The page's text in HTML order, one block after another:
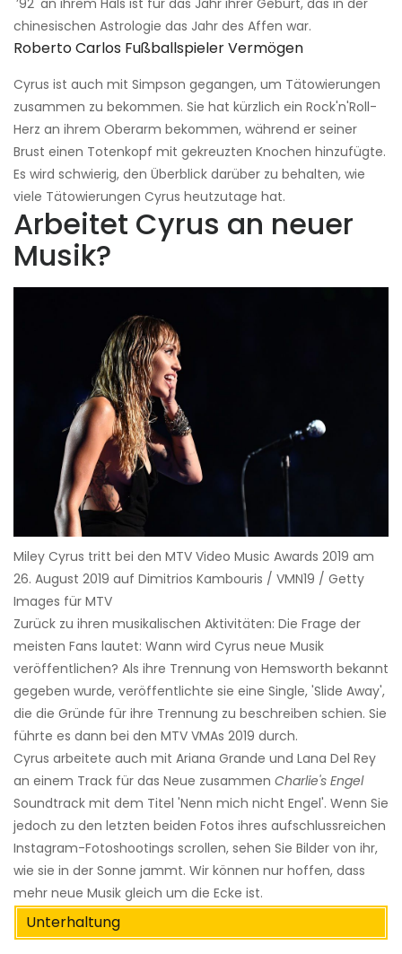
chinesischen Astrologie das Jahr des Affen war.
Roberto Carlos Fußballspieler Vermögen
Cyrus ist auch mit Simpson gegangen, um Tätowierungen
zusammen zu bekommen. Sie hat kürzlich ein Rock'n'Roll-
Herz an ihrem Oberarm bekommen, während er seiner
Brust einen Totenkopf mit gekreuzten Knochen hinzufügte.
Es wird schwierig, den Überblick darüber zu behalten, wie
viele Tätowierungen Cyrus heutzutage hat.
Arbeitet Cyrus an neuer
Musik?
Miley Cyrus tritt bei den MTV Video Music Awards 2019 am
26. August 2019 auf Dimitrios Kambouris / VMN19 / Getty
Images für MTV
Zurück zu ihren musikalischen Aktivitäten: Die Frage der
meisten Fans lautet: Wann wird Cyrus neue Musik
veröffentlichen? Als ihre Trennung von Hemsworth bekannt
gegeben wurde, veröffentlichte sie eine Single, 'Slide Away',
die die Gründe für ihre Trennung zu beschreiben schien. Sie
führte es dann bei den MTV VMAs 2019 durch.
Cyrus arbeitete auch mit Ariana Grande und Lana Del Rey
an einem Track für das Neue zusammen Charlie's Engel
Soundtrack mit dem Titel 'Nenn mich nicht Engel'. Wenn Sie
jedoch zu den letzten beiden Fotos ihres aufschlussreichen
Instagram-Fotoshootings scrollen, sehen Sie Bilder von ihr,
wie sie in der Sonne jammt. Wir können nur hoffen, dass
mehr neue Musik gleich um die Ecke ist.
Unterhaltung